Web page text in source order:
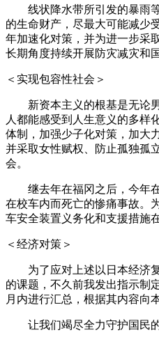
线状降水带所引发的暴雨等
的生命财产，尽最大可能减少
年加速化对策，并为进一步采
长期角度持续开展防灾减灾和
＜实现包容性社会＞
新资本主义的根基是无论男
人都能感受到人生意义的多样
体制，加强少子化对策，加大
并采取女性赋权、防止孤独孤
会。
继去年在福冈之后，今年在
在校车内而死亡的惨痛事故。
车安全装置义务化和支援措施
＜经济对策＞
为了应对上述以日本经济复
的课题，不久前我发出指示制
月内进行汇总，根据其内容向
让我们竭尽全力守护国民的